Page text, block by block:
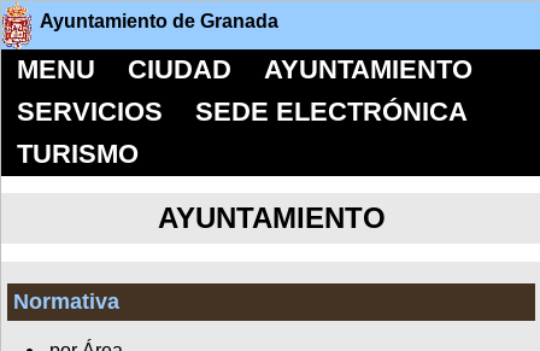
Ayuntamiento de Granada
MENU CIUDAD
AYUNTAMIENTO
SERVICIOS
SEDE ELECTRÓNICA
TURISMO
AYUNTAMIENTO
Normativa